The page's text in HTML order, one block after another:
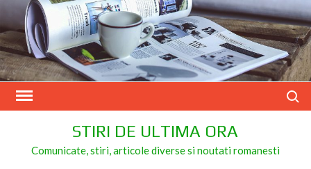
Skip
to
content
STIRI DE ULTIMA ORA
Comunicate, stiri, articole diverse si noutati romanesti